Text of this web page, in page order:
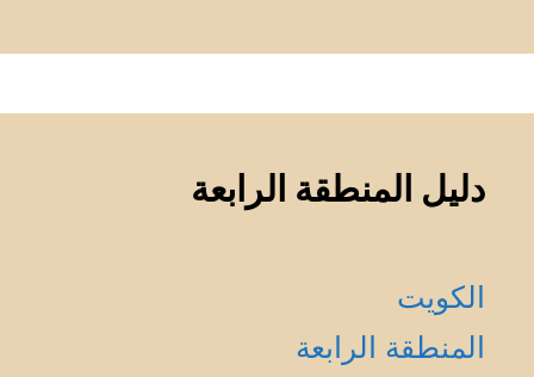
دليل المنطقة الرابعة
الكويت
المنطقة الرابعة